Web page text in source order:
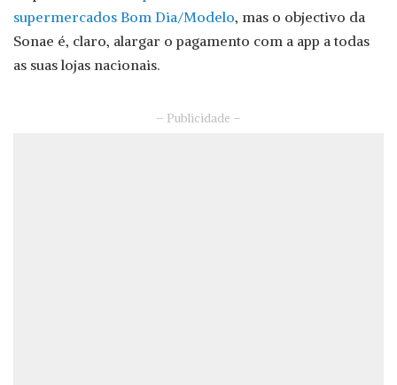
supermercados Bom Dia/Modelo, mas o objectivo da
Sonae é, claro, alargar o pagamento com a app a todas
as suas lojas nacionais.
– Publicidade –